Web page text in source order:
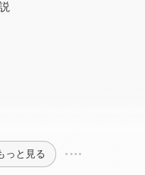
っと見る